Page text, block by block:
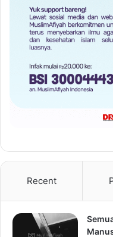
Recent